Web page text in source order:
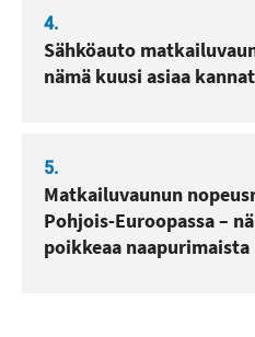
4.
Sähköauto
nämä kuusi asiaa
5.
Matkailuvaunun
Pohjois-Euroopassa –
poikkeaa naapurimaista